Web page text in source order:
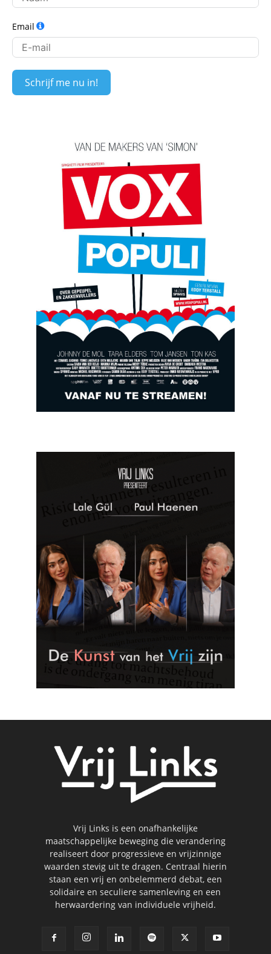
Email
Schrijf me nu in!
Vrij Links is een onafhankelijke
maatschappelijke beweging die verandering
realiseert door progressieve en vrijzinnige
waarden stevig uit te dragen. Centraal hierin
staan een vrij en onbelemmerd debat, een
solidaire en seculiere samenleving en een
herwaardering van individuele vrijheid.